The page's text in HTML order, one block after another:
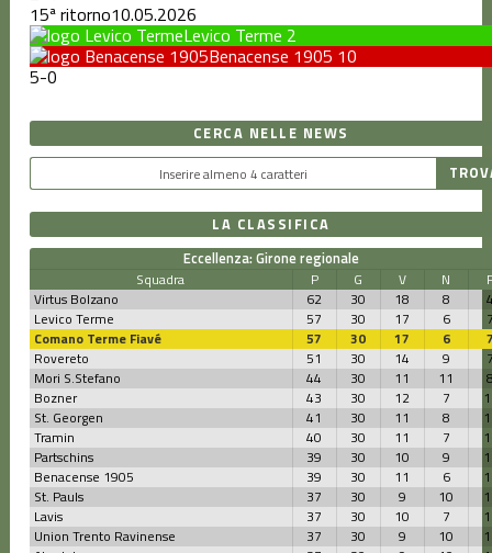
15ª ritorno10.05.2026
Levico Terme 2
Benacense 1905 10
5-0
CERCA NELLE NEWS
LA CLASSIFICA
Eccellenza: Girone regionale
Squadra P G V N
Virtus Bolzano
62 30 18 8
Levico Terme
57 30 17 6
Comano Terme Fiavé
57 30 17 6
Rovereto
51 30 14 9
Mori S.Stefano
44 30 11 11
Bozner
43 30 12 7
St. Georgen
41 30 11 8
Tramin
40 30 11 7
Partschins
39 30 10 9
Benacense 1905
39 30 11 6
St. Pauls
37 30 9 10
Lavis
37 30 10 7
Union Trento Ravinense
37 30 9 10